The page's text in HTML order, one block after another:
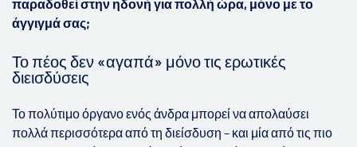
παραδοθεί στην ηδονή για πολλή ώρα, μόνο με το
άγγιγμά σας;
Το πέος δεν «αγαπά» μόνο τις ερωτικές
διεισδύσεις
Το πολύτιμο όργανο ενός άνδρα μπορεί να απολαύσει
πολλά περισσότερα από τη διείσδυση – και μία από τις πιο